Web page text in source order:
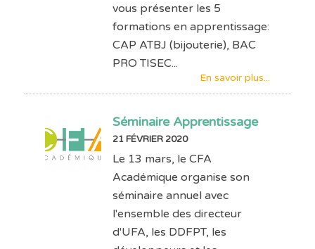
vous présenter les 5
formations en apprentissage:
CAP ATBJ (bijouterie), BAC
PRO TISEC...
En savoir plus...
Séminaire Apprentissage
21 FÉVRIER 2020
Le 13 mars, le CFA
Académique organise son
séminaire annuel avec
l'ensemble des directeur
d'UFA, les DDFPT, les